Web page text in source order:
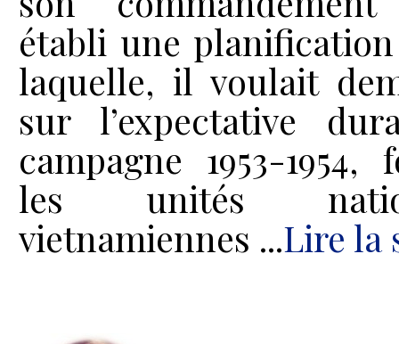
établi une
laquelle, il voulait
sur l’expectative
campagne 1953-1954,
les unités
vietnamiennes ...Lire la